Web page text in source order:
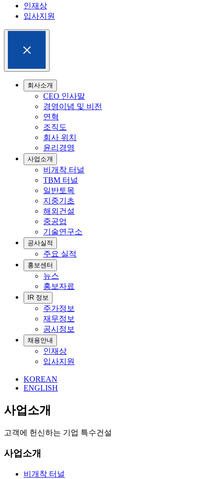
인재상
입사지원
회사소개
CEO 인사말
경영이념 및 비전
연혁
조직도
회사 위치
윤리경영
사업소개
비개착 터널
TBM 터널
일반토목
지중기초
해외건설
중공업
기술연구소
공사실적
주요 실적
홍보센터
뉴스
홍보자료
IR 정보
주가정보
재무정보
공시정보
채용안내
인재상
입사지원
KOREAN
ENGLISH
사업소개
고객에 헌신하는 기업 특수건설
사업소개
비개착 터널